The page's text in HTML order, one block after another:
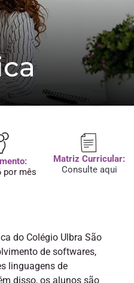
por mês
Matriz Curricular:
Consulte aqui
do Colégio Ulbra São
de softwares,
linguagens de
disso, os alunos são